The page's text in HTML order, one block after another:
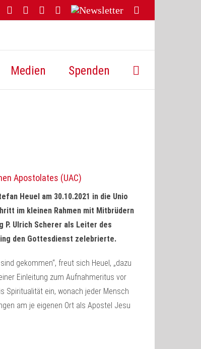
FacebookYouTubeInstagram
Threads
Newsletter
Mail
Medien Spenden
Apostolates (UAC)
Heuel am 30.10.2021 in die Unio
im kleinen Rahmen mit Mitbrüdern
P. Ulrich Scherer als Leiter des
den Gottesdienst zelebrierte.
gekommen“, freut sich Heuel, „dazu
Einleitung zum Aufnahmeritus vor
Spiritualität ein, wonach jeder Mensch
am je eigenen Ort als Apostel Jesu